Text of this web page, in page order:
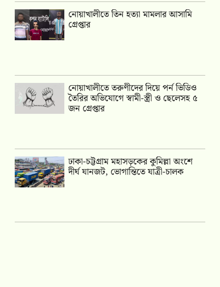
নোয়াখালীতে তিন হত্যা মামলার আসামি
গ্রেপ্তার
নোয়াখালীতে তরুণীদের দিয়ে পর্ন ভিডিও
তৈরির অভিযোগে স্বামী-স্ত্রী ও ছেলেসহ ৫
জন গ্রেপ্তার
ঢাকা-চট্টগ্রাম মহাসড়কের কুমিল্লা অংশে
দীর্ঘ যানজট, ভোগান্তিতে যাত্রী-চালক